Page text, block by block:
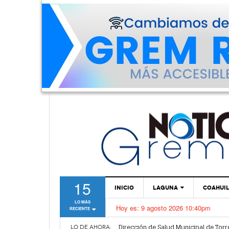
15
LO MÁS
RECIENTE
INICIO LAGUNA
TORREÓN
GÓMEZ PALACIO
Hoy es: 9 agosto 2026 10:40pm
LO DE AHORA: